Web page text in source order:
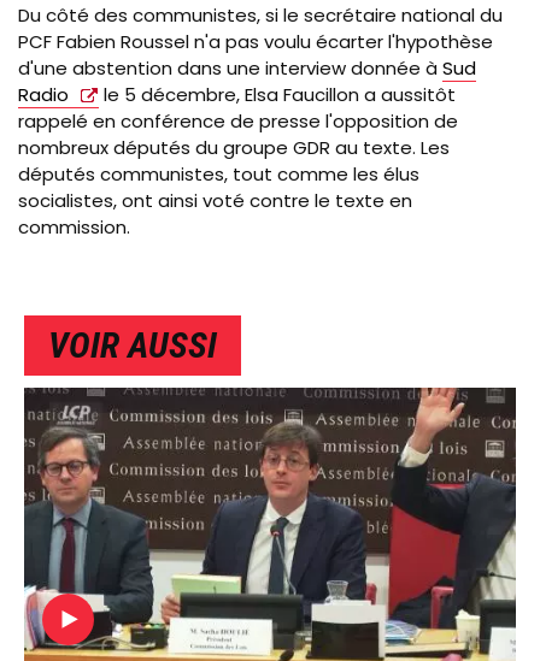
Du côté des communistes, si le secrétaire national du
PCF Fabien Roussel n'a pas voulu écarter l'hypothèse
d'une abstention dans une interview donnée à Sud
Radio
le 5 décembre, Elsa Faucillon a aussitôt
rappelé en conférence de presse l'opposition de
nombreux députés du groupe GDR au texte. Les
députés communistes, tout comme les élus
socialistes, ont ainsi voté contre le texte en
commission.
VOIR AUSSI
IMAGE